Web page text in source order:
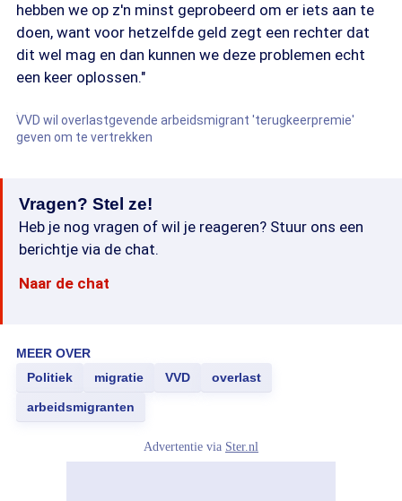
hebben we op z'n minst geprobeerd om er iets aan te
doen, want voor hetzelfde geld zegt een rechter dat
dit wel mag en dan kunnen we deze problemen echt
een keer oplossen."
VVD wil overlastgevende arbeidsmigrant 'terugkeerpremie'
geven om te vertrekken
Vragen? Stel ze!
Heb je nog vragen of wil je reageren? Stuur ons een
berichtje via de chat.
Naar de chat
MEER OVER
Politiek
migratie VVD overlast
arbeidsmigranten
Advertentie via Ster.nl